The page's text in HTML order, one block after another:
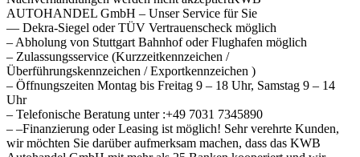
AUTOHANDEL GmbH – Unser Service für Sie
— Dekra-Siegel oder TÜV Vertrauenscheck möglich
– Abholung von Stuttgart Bahnhof oder Flughafen möglich
– Zulassungsservice (Kurzzeitkennzeichen /
Überführungskennzeichen / Exportkennzeichen )
– Öffnungszeiten Montag bis Freitag 9 – 18 Uhr, Samstag 9 – 14
Uhr
– Telefonische Beratung unter :+49 7031 7345890
– –Finanzierung oder Leasing ist möglich! Sehr verehrte Kunden,
wir möchten Sie darüber aufmerksam machen, dass das KWB